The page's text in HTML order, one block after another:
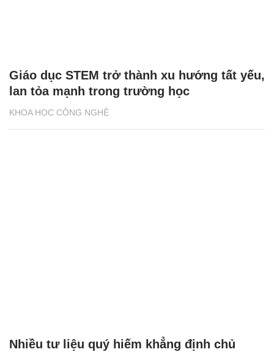
KHOA HỌC CÔNG NGHỆ
Giáo dục STEM trở thành xu hướng tất yếu,
lan tỏa mạnh trong trường học
Nhiều tư liệu quý hiếm khẳng định chủ